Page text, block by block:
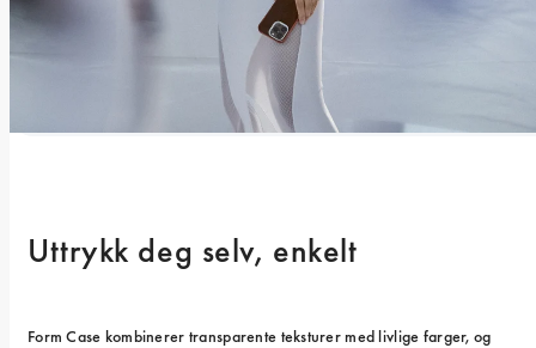
Uttrykk deg selv, enkelt
Form Case kombinerer transparente teksturer med livlige farger, og